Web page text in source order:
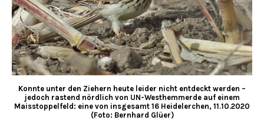
Konnte unter den Ziehern heute leider nicht entdeckt werden –
jedoch rastend nördlich von UN-Westhemmerde auf einem
Maisstoppelfeld: eine von insgesamt 16 Heidelerchen, 11.10.2020
(Foto: Bernhard Glüer)